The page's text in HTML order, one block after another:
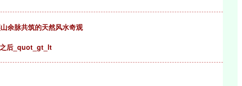
余脉共筑的天然风水奇观
后_quot_gt_lt